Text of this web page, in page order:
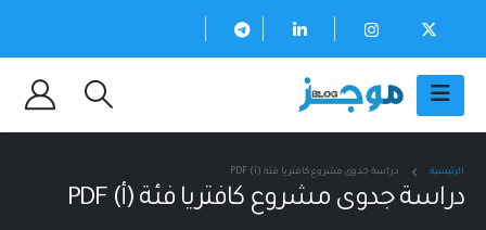
الرئيسية دراسة جدوى مشروع كافتريا فئة (أ) PDF
دراسة جدوى مشروع كافتريا فئة (أ) PDF